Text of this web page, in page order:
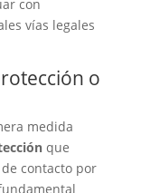
con
vías legales
o
medida
que
contacto por